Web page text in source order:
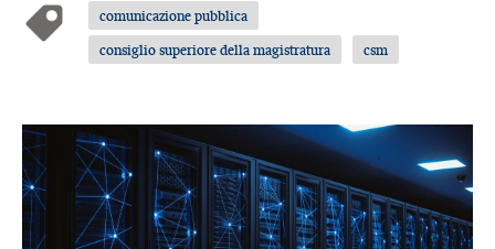
comunicazione pubblica
consiglio superiore della magistratura
csm